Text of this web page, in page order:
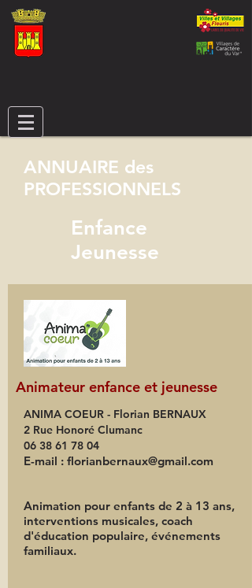
ANNUAIRE des
PROFESSIONNELS
Enfance
Jeunesse
Animateur enfance et jeunesse
ANIMA COEUR - Florian BERNAUX
2 Rue Honoré Clumanc
06 38 61 78 04
E-mail : florianbernaux@gmail.com
Animation pour enfants de 2 à 13 ans,
interventions musicales, coach
d'éducation populaire, événements
familiaux.